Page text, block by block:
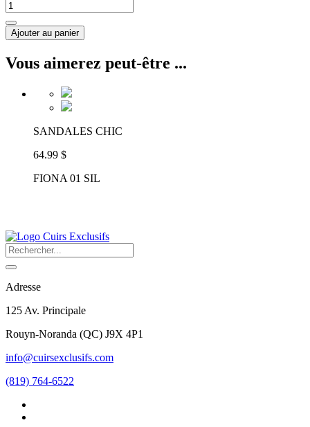
Ajouter au panier
Vous aimerez peut-être ...
SANDALES CHIC
64.99 $
FIONA 01 SIL
Adresse
125 Av. Principale
Rouyn-Noranda (QC) J9X 4P1
info@cuirsexclusifs.com
(819) 764-6522